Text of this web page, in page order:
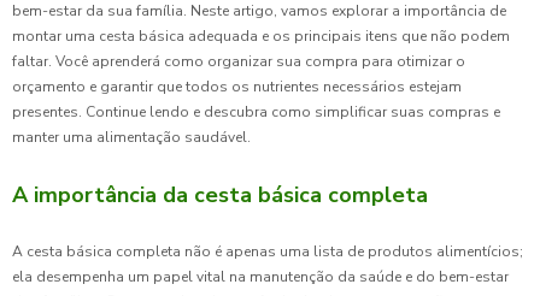
bem-estar da sua família. Neste artigo, vamos explorar a importância de
montar uma cesta básica adequada e os principais itens que não podem
faltar. Você aprenderá como organizar sua compra para otimizar o
orçamento e garantir que todos os nutrientes necessários estejam
presentes. Continue lendo e descubra como simplificar suas compras e
manter uma alimentação saudável.
A importância da cesta básica completa
A cesta básica completa não é apenas uma lista de produtos alimentícios;
ela desempenha um papel vital na manutenção da saúde e do bem-estar